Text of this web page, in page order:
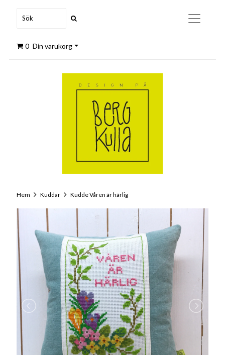
0 Din varukorg
Hem Kuddar Kudde Våren är härlig